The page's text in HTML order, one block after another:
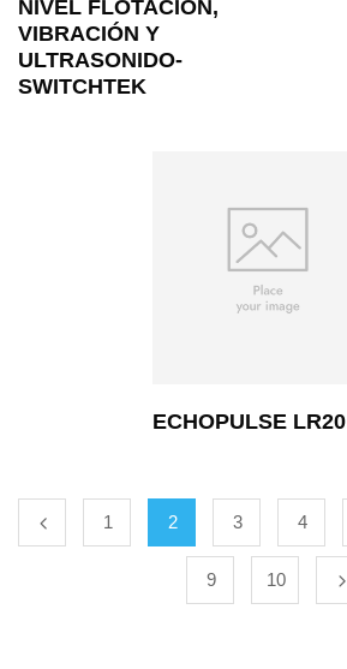
NIVEL FLOTACIÓN,
VIBRACIÓN Y
ULTRASONIDO-
SWITCHTEK
ECHOPULSE LR20
1 2 3 4
9 10